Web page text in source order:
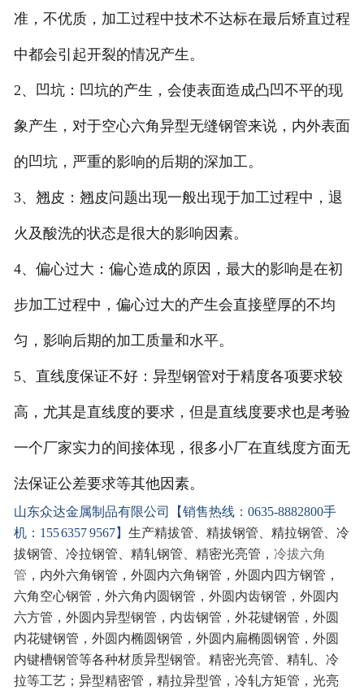
准，不优质，加工过程中技术不达标在最后矫直过程
中都会引起开裂的情况产生。
2、凹坑：凹坑的产生，会使表面造成凸凹不平的现
象产生，对于空心六角异型无缝钢管来说，内外表面
的凹坑，严重的影响的后期的深加工。
3、翘皮：翘皮问题出现一般出现于加工过程中，退
火及酸洗的状态是很大的影响因素。
4、偏心过大：偏心造成的原因，最大的影响是在初
步加工过程中，偏心过大的产生会直接壁厚的不均
匀，影响后期的加工质量和水平。
5、直线度保证不好：异型钢管对于精度各项要求较
高，尤其是直线度的要求，但是直线度要求也是考验
一个厂家实力的间接体现，很多小厂在直线度方面无
法保证公差要求等其他因素。
山东众达金属制品有限公司【销售热线：0635-8882800手
机：155 6357 9567】 生产精拔管、精拔钢管、精拉钢管、冷
拔钢管、冷拉钢管、精轧钢管、精密光亮管， 冷拔六角
管 ，内外六角钢管，外圆内六角钢管，外圆内四方钢管，
六角空心钢管，外六角内圆钢管，外圆内齿钢管，外圆内
六方管，外圆内异型钢管，内齿钢管，外花键钢管，外圆
内花键钢管，外圆内椭圆钢管，外圆内扁椭圆钢管，外圆
内键槽钢管等各种材质异型钢管。精密光亮管、精轧、冷
拉等工艺；异型精密管，精拉异型管，冷轧方矩管，光亮